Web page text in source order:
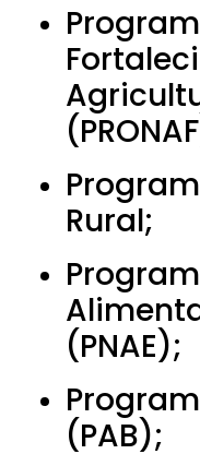
Rural;
(PNAE);
(PAB);